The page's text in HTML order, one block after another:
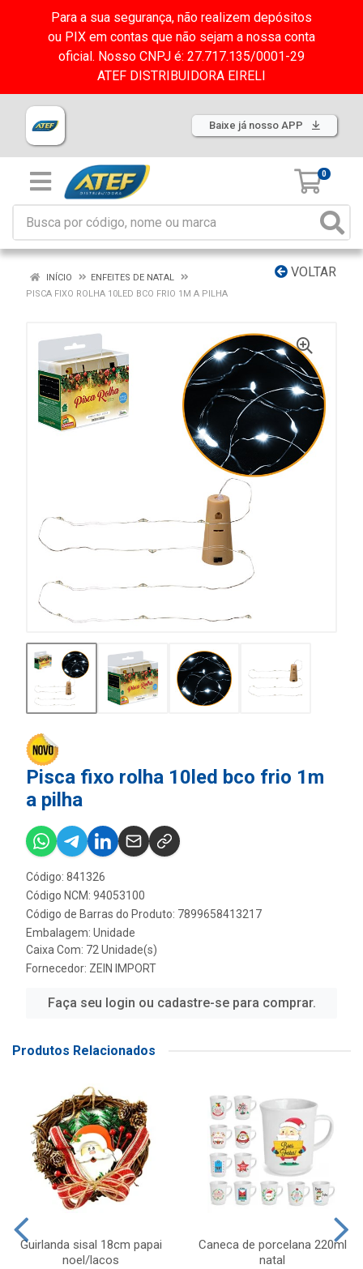
Para a sua segurança, não realizem depósitos
ou PIX em contas que não sejam a nossa conta
oficial. Nosso CNPJ é: 27.717.135/0001-29
ATEF DISTRIBUIDORA EIRELI
Baixe já nosso APP
0
VOLTAR
INÍCIO
ENFEITES DE NATAL
PISCA FIXO ROLHA 10LED BCO FRIO 1M A PILHA
Pisca fixo rolha 10led bco frio 1m
a pilha
Código: 841326
Código NCM: 94053100
Código de Barras do Produto: 7899658413217
Embalagem: Unidade
Caixa Com: 72 Unidade(s)
Fornecedor: ZEIN IMPORT
Faça seu login ou cadastre-se para comprar.
Produtos Relacionados
Guirlanda sisal 18cm papai
noel/lacos
Caneca de porcelana 220ml
natal